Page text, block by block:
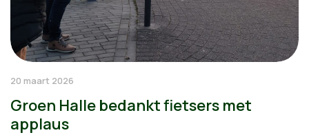
20 maart 2026
Groen Halle bedankt fietsers met
applaus